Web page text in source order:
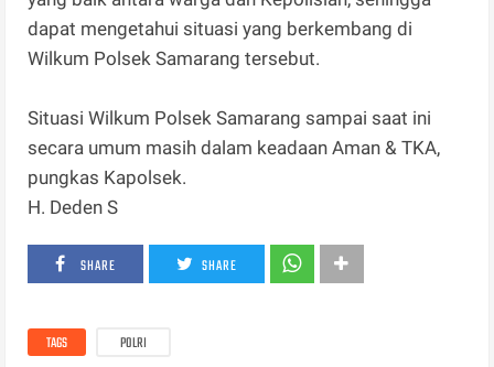
dapat mengetahui situasi yang berkembang di
Wilkum Polsek Samarang tersebut.
Situasi Wilkum Polsek Samarang sampai saat ini
secara umum masih dalam keadaan Aman & TKA,
pungkas Kapolsek.
H. Deden S
SHARE SHARE
TAGS POLRI